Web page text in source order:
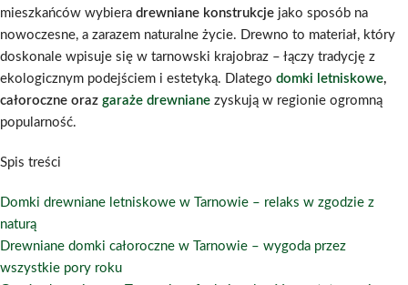
mieszkańców wybiera drewniane konstrukcje jako sposób na
nowoczesne, a zarazem naturalne życie. Drewno to materiał, który
doskonale wpisuje się w tarnowski krajobraz – łączy tradycję z
ekologicznym podejściem i estetyką. Dlatego domki letniskowe,
całoroczne oraz garaże drewniane zyskują w regionie ogromną
popularność.
Spis treści
Domki drewniane letniskowe w Tarnowie – relaks w zgodzie z
naturą
Drewniane domki całoroczne w Tarnowie – wygoda przez
wszystkie pory roku